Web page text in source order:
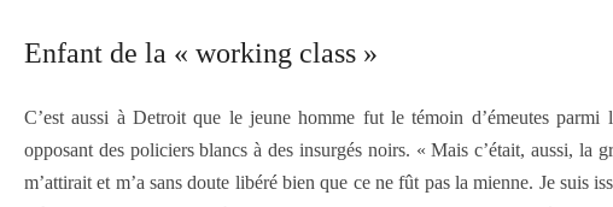
Enfant de la « working class »
C’est aussi à Detroit que le jeune homme fut le témoin d’émeutes
opposant des policiers blancs à des insurgés noirs. « Mais c’était, aussi, la
m’attirait et m’a sans doute libéré bien que ce ne fût pas la mienne. Je